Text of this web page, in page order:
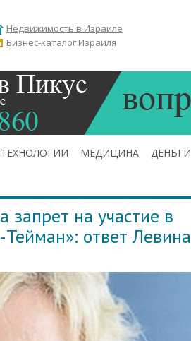
Недвижимость в Израиле
Бизнес-каталог Израиля
МЕДИЦИНА ДЕНЬГИ
запрет на участие в
ответ Левина